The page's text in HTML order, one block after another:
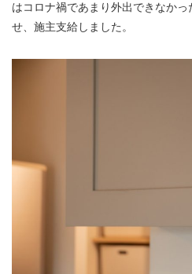
はコロナ禍であまり外出できなか
せ、施主支給しました。